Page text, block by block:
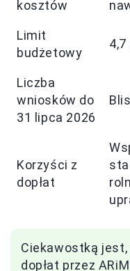
kosztów
Limit
budżetowy
Liczba
wniosków do
31 lipca 2026
Korzyści z
dopłat
Ciekawostką
dopłat przez